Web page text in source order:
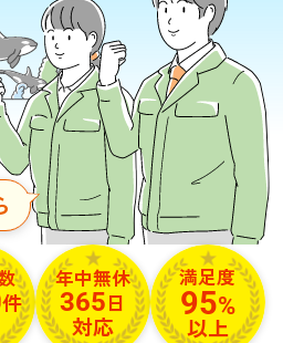
件
年中無休
365 日
対応
満足度
95%
以上